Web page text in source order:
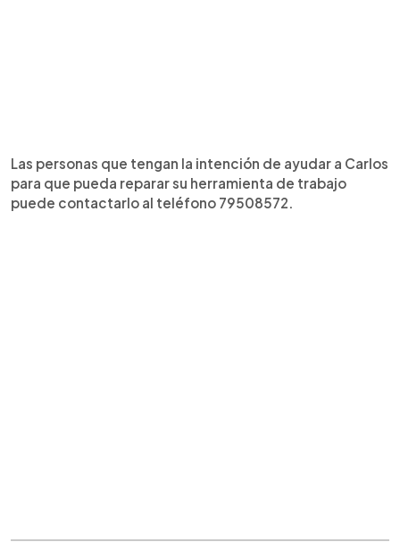
Las personas que tengan la intención de ayudar a Carlos
para que pueda reparar su herramienta de trabajo
puede contactarlo al teléfono 79508572.